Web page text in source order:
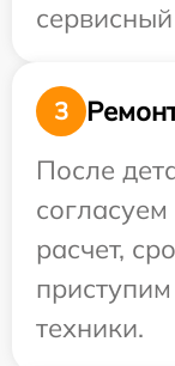
3
После
расчет,
техники.